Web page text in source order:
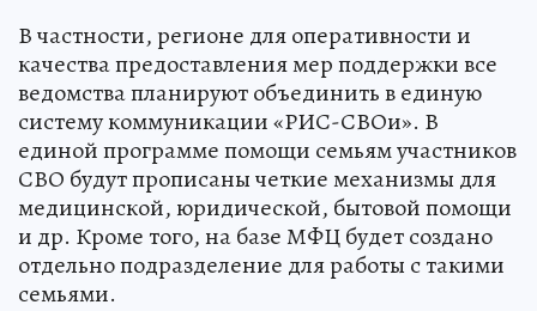
В частности, регионе для оперативности и
качества предоставления мер поддержки все
ведомства планируют объединить в единую
систему коммуникации «РИС-СВОи». В
единой программе помощи семьям участников
СВО будут прописаны четкие механизмы для
медицинской, юридической, бытовой помощи
и др. Кроме того, на базе МФЦ будет создано
отдельно подразделение для работы с такими
семьями.